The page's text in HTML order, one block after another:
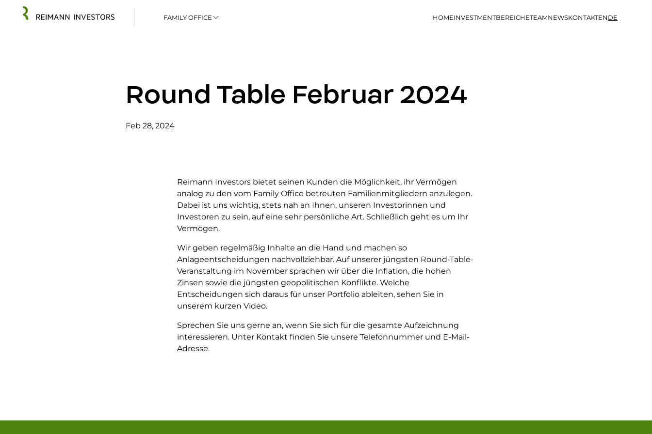
FAMILY OFFICE HOMEINVESTMENTBEREICHETEAMNEWSKONTAKTENDE
Round Table Februar 2024
Feb 28, 2024
Reimann Investors bietet seinen Kunden die Möglichkeit, ihr Vermögen
analog zu den vom Family Office betreuten Familienmitgliedern anzulegen.
Dabei ist uns wichtig, stets nah an Ihnen, unseren Investorinnen und
Investoren zu sein, auf eine sehr persönliche Art. Schließlich geht es um Ihr
Vermögen.
Wir geben regelmäßig Inhalte an die Hand und machen so
Anlageentscheidungen nachvollziehbar. Auf unserer jüngsten Round-Table-
Veranstaltung im November sprachen wir über die Inflation, die hohen
Zinsen sowie die jüngsten geopolitischen Konflikte. Welche
Entscheidungen sich daraus für unser Portfolio ableiten, sehen Sie in
unserem kurzen Video.
Sprechen Sie uns gerne an, wenn Sie sich für die gesamte Aufzeichnung
interessieren. Unter Kontakt finden Sie unsere Telefonnummer und E-Mail-
Adresse.